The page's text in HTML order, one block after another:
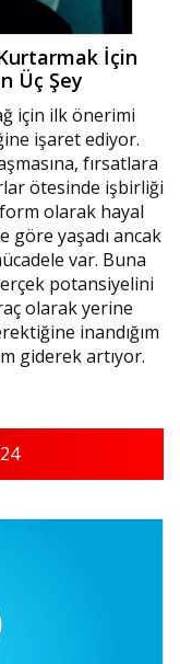
İçin
Üç Şey
için ilk önerimi
işaret ediyor.
fırsatlara
ötesinde işbirliği
olarak hayal
göre yaşadı ancak
var. Buna
potansiyelini
olarak yerine
inandığım
giderek artıyor.